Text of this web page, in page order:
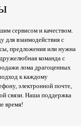
сервисом и качеством.
взаимодействия с
предложения или нужна
команда с
лома драгоценных
к каждому
электронной почте,
связи. Наша поддержка
время!